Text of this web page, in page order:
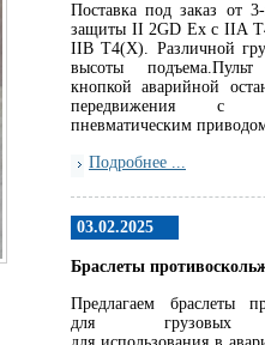
Поставка под заказ от
защиты II 2GD Ex c IIA
IIB T4(X). Различной
высоты
кнопкой аварийной
передвижения с
пневматическим
Подробнее ...
03.02.2025
Браслеты
Предлагаем браслеты
для грузовых